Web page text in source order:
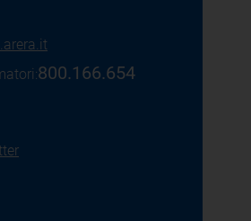
800.166.654